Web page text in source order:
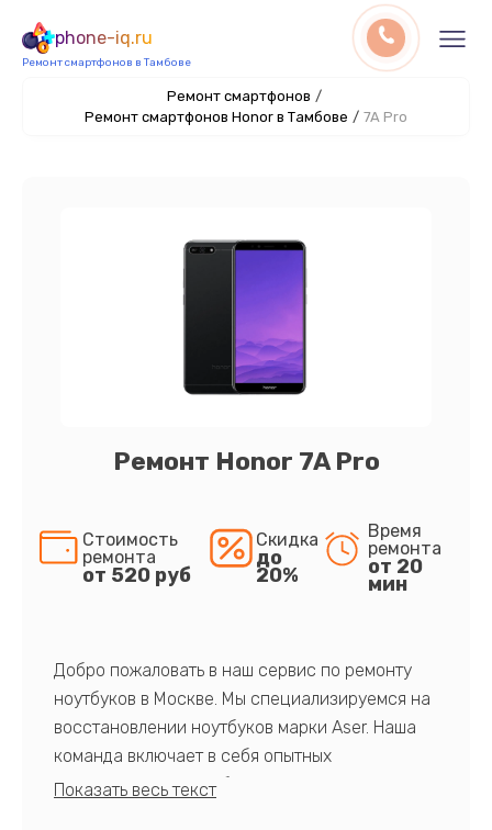
phone-iq.ru
Ремонт смартфонов в Тамбове
Ремонт смартфонов /
Ремонт смартфонов Honor в Тамбове / 7A Pro
Ремонт Honor 7A Pro
Стоимость
ремонта
от 520 руб
Скидка
до
20%
Время
ремонта
от 20
мин
Добро пожаловать в наш сервис по ремонту
ноутбуков в Москве. Мы специализируемся на
восстановлении ноутбуков марки Aser. Наша
команда включает в себя опытных
профессионалов с обширными знаниями и